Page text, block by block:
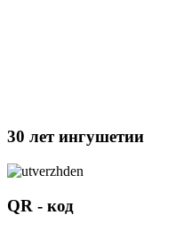
30 лет ингушетии
QR - код